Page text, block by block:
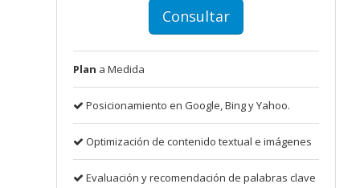
Consultar
Plan a Medida
Posicionamiento en Google, Bing y Yahoo.
Optimización de contenido textual e imágenes
Evaluación y recomendación de palabras clave